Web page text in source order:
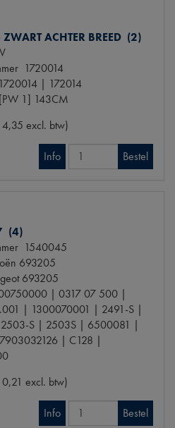
ZWART ACHTER BREED (2)
1720014
1720014 | 172014
[PW 1] 143CM
excl. btw)
Info Bestel
(4)
1540045
693205
693205
| 0317 07 500 |
| 1300070001 | 2491-S |
2503-S | 2503S | 6500081 |
| C128 |
excl. btw)
Info Bestel